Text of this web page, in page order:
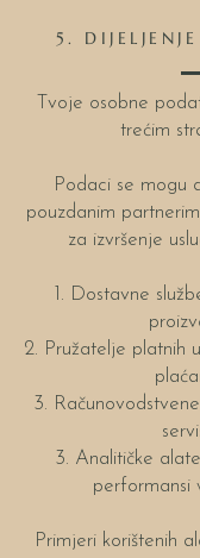
5.
Tvoje osobne
trećim
Podaci se mogu
pouzdanim
za izvršenje
1. Dostavne
2. Pružatelje platnih
3.
3. Analitičke
performansi
Primjeri korištenih